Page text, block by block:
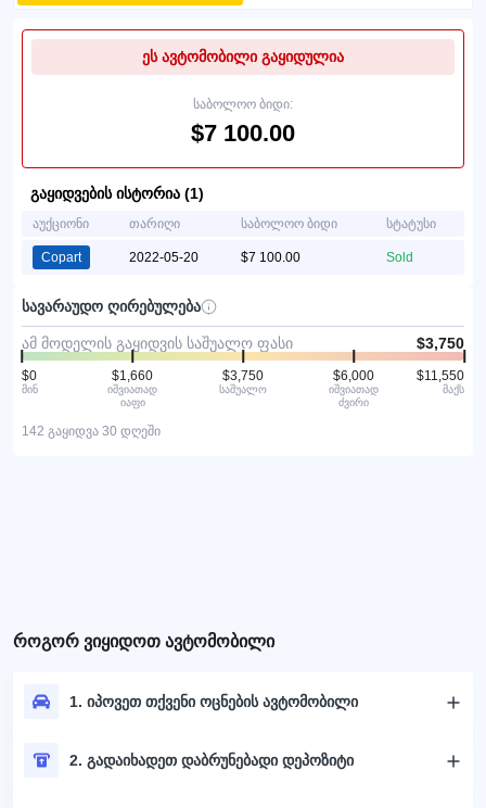
ეს ავტომობილი გაყიდულია
საბოლოო ბიდი:
$7 100.00
გაყიდვების ისტორია (1)
აუქციონი თარიღი საბოლოო ბიდი სტატუსი
Copart 2022-05-20 $7 100.00 Sold
სავარაუდო ღირებულება
ამ მოდელის გაყიდვის საშუალო ფასი $3,750
$0
მინ
$1,660
იშვიათად
იაფი
$3,750
საშუალო
$6,000
იშვიათად
ძვირი
$11,550
მაქს
142 გაყიდვა 30 დღეში
როგორ ვიყიდოთ ავტომობილი
1. იპოვეთ თქვენი ოცნების ავტომობილი
2. გადაიხადეთ დაბრუნებადი დეპოზიტი